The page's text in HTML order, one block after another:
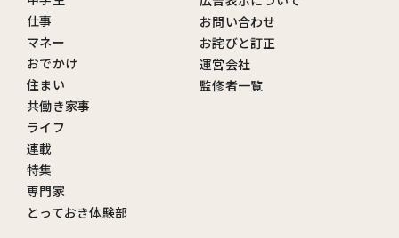
仕事
マネー
おでかけ
住まい
共働き家事
ライフ
連載
特集
専門家
とっておき体験部
お問い合わせ
お詫びと訂正
運営会社
監修者一覧